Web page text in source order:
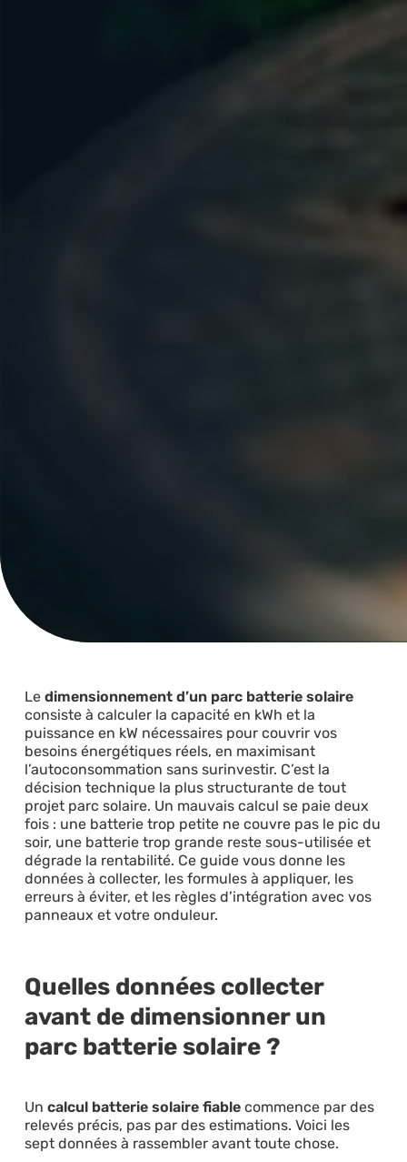
Le dimensionnement d’un parc batterie solaire
consiste à calculer la capacité en kWh et la
puissance en kW nécessaires pour couvrir vos
besoins énergétiques réels, en maximisant
l’autoconsommation sans surinvestir. C’est la
décision technique la plus structurante de tout
projet parc solaire. Un mauvais calcul se paie deux
fois : une batterie trop petite ne couvre pas le pic du
soir, une batterie trop grande reste sous-utilisée et
dégrade la rentabilité. Ce guide vous donne les
données à collecter, les formules à appliquer, les
erreurs à éviter, et les règles d’intégration avec vos
panneaux et votre onduleur.
Quelles données collecter
avant de dimensionner un
parc batterie solaire ?
Un calcul batterie solaire fiablecommence par des
relevés précis, pas par des estimations. Voici les
sept données à rassembler avant toute chose.